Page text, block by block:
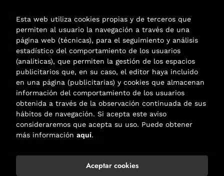
Puede interesarte
Noticias
Agenda
Contacto
Carrer Aribau, 84
(+34) 932 160 225
info@libreriafabre.com
Formulario de contacto
. Todos los Derechos Reservados |
Esta web utiliza cookies propias y de terceros que
permiten al usuario la navegación a través de una
página web (técnicas), para el seguimiento y análisis
estadístico del comportamiento de los usuarios
(analíticas), que permiten la gestión de los espacios
publicitarios que, en su caso, el editor haya incluido
en una página (publicitarias) y cookies que almacenan
información del comportamiento de los usuarios
obtenida a través de la observación continuada de sus
hábitos de navegación. Si acepta este aviso
consideraremos que acepta su uso. Puede obtener
más información aquí.
Aceptar cookies